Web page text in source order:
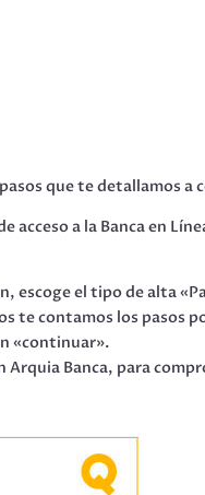
que te detallamos a
acceso a la Banca en
escoge el tipo de alta
te contamos los pasos
«continuar».
Banca, para